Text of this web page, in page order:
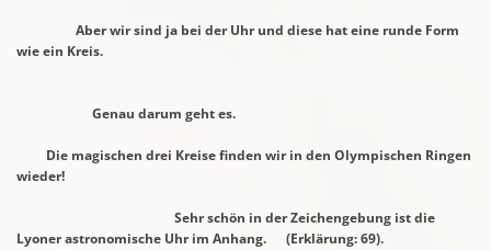
Aber wir sind ja bei der Uhr und diese hat eine runde Form
wie ein Kreis.
Genau darum geht es.
Die magischen drei Kreise finden wir in den Olympischen Ringen
wieder!
Sehr schön in der Zeichengebung ist die
Lyoner astronomische Uhr im Anhang. (Erklärung: 69).